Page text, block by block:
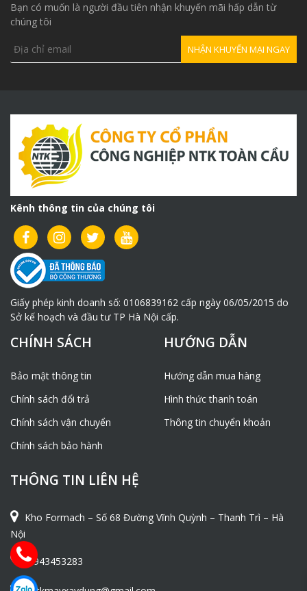
Bạn có muốn là người đầu tiên nhận khuyến mãi hấp dẫn từ
chúng tôi
Kênh thông tin của chúng tôi
Giấy phép kinh doanh số: 0106839162 cấp ngày 06/05/2015 do
Sở kế hoạch và đầu tư TP Hà Nội cấp.
CHÍNH SÁCH
Bảo mật thông tin
Chính sách đổi trả
Chính sách vận chuyển
Chính sách bảo hành
HƯỚNG DẪN
Hướng dẫn mua hàng
Hình thức thanh toán
Thông tin chuyển khoản
THÔNG TIN LIÊN HỆ
Kho Formach – Số 68 Đường Vĩnh Quỳnh – Thanh Trì – Hà
Nội
0943453283